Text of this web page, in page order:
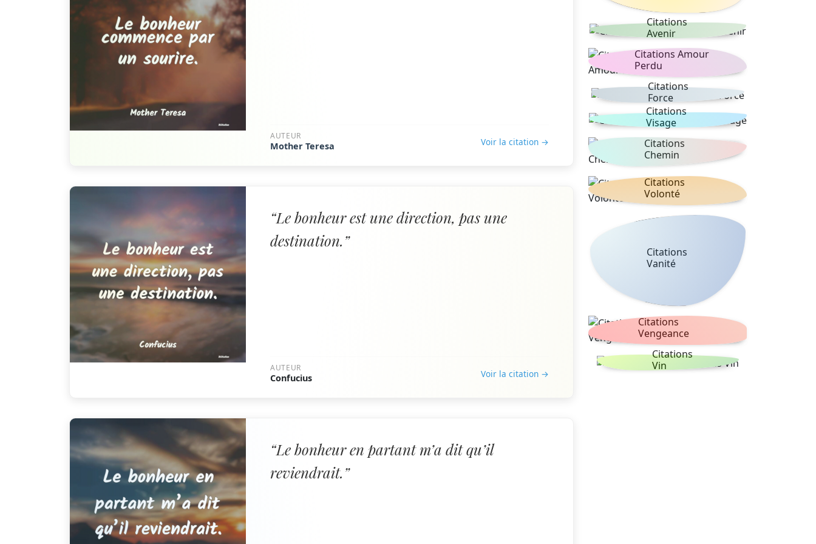
AUTEUR
Mother Teresa Voir la citation →
“Le bonheur est une direction, pas une
destination.”
AUTEUR
Confucius Voir la citation →
“Le bonheur en partant m’a dit qu’il
reviendrait.”
Citations
Avenir
Citations Amour
Perdu
Citations
Force
Citations
Visage
Citations
Chemin
Citations
Volonté
Citations
Vanité
Citations
Vengeance
Citations
Vin